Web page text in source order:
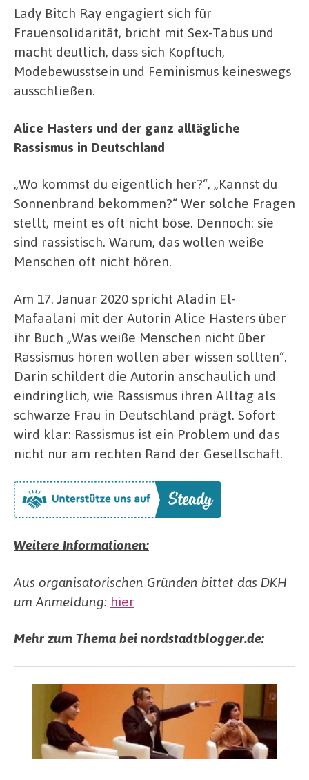
Lady Bitch Ray engagiert sich für
Frauensolidarität, bricht mit Sex-Tabus und
macht deutlich, dass sich Kopftuch,
Modebewusstsein und Feminismus keineswegs
ausschließen.
Alice Hasters und der ganz alltägliche
Rassismus in Deutschland
„Wo kommst du eigentlich her?“, „Kannst du
Sonnenbrand bekommen?“ Wer solche Fragen
stellt, meint es oft nicht böse. Dennoch: sie
sind rassistisch. Warum, das wollen weiße
Menschen oft nicht hören.
Am 17. Januar 2020 spricht Aladin El-
Mafaalani mit der Autorin Alice Hasters über
ihr Buch „Was weiße Menschen nicht über
Rassismus hören wollen aber wissen sollten“.
Darin schildert die Autorin anschaulich und
eindringlich, wie Rassismus ihren Alltag als
schwarze Frau in Deutschland prägt. Sofort
wird klar: Rassismus ist ein Problem und das
nicht nur am rechten Rand der Gesellschaft.
Weitere Informationen:
Aus organisatorischen Gründen bittet das DKH
um Anmeldung: hier
Mehr zum Thema bei nordstadtblogger.de: